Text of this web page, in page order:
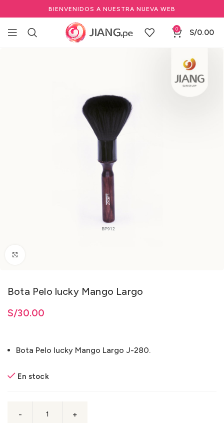
BIENVENIDOS A NUESTRA NUEVA WEB
0 S/0.00
Bota Pelo lucky Mango Largo
S/30.00
Bota Pelo lucky Mango Largo J-280.
En stock